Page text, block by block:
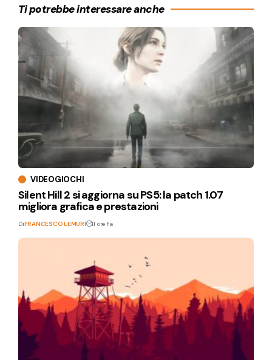
Ti potrebbe interessare anche
VIDEOGIOCHI
Silent Hill 2 si aggiorna su PS5: la patch 1.07
migliora grafica e prestazioni
DiFRANCESCO LEMURI 11 ore fa